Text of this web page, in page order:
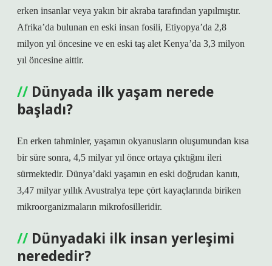
erken insanlar veya yakın bir akraba tarafından yapılmıştır.
Afrika’da bulunan en eski insan fosili, Etiyopya’da 2,8
milyon yıl öncesine ve en eski taş alet Kenya’da 3,3 milyon
yıl öncesine aittir.
Dünyada ilk yaşam nerede
başladı?
En erken tahminler, yaşamın okyanusların oluşumundan kısa
bir süre sonra, 4,5 milyar yıl önce ortaya çıktığını ileri
sürmektedir. Dünya’daki yaşamın en eski doğrudan kanıtı,
3,47 milyar yıllık Avustralya tepe çört kayaçlarında biriken
mikroorganizmaların mikrofosilleridir.
Dünyadaki ilk insan yerleşimi
nerededir?